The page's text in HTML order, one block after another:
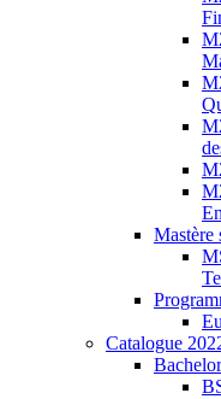
Mastère
Catalogue
Bachelor